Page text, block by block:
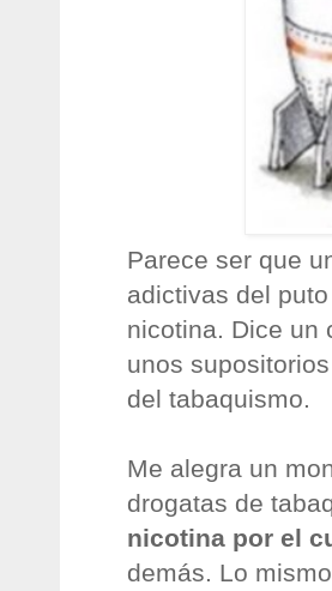
Parece ser que
adictivas del
nicotina. Dice un
unos
del tabaquismo.
Me alegra un
drogatas de
nicotina por el
demás. Lo